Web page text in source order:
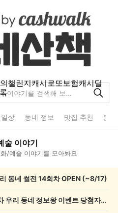
챌린지캐시로또보험캐시딜
상 동네 정보 맛집 추천 분
술 이야기
/예술 이야기를 모아봐요
동네 썰전 14회차 OPEN (~8/17)
💰[당첨자 발표] 26회차 우리 동네 정보왕 이벤트 당첨자를 발표합니다!